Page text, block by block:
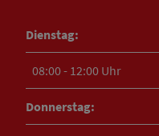
Dienstag:
08:00 - 12:00 Uhr
Donnerstag: